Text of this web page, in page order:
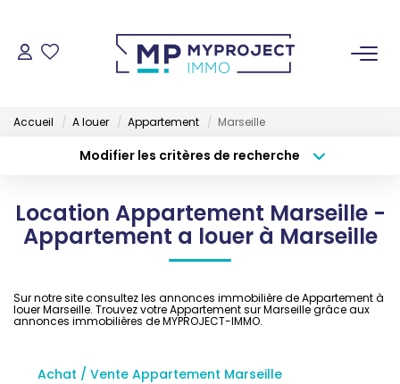
ESTIMER
GESTION LOCATIVE
Accueil A louer Appartement Marseille
Modifier les critères de recherche
Sélectionnez...
Type de bien
Surface min
Créer une alerte
Location Appartement Marseille -
Appartement a louer à Marseille
Sur notre site consultez les annonces immobilière de Appartement à
louer Marseille. Trouvez votre Appartement sur Marseille grâce aux
annonces immobilières de MYPROJECT-IMMO.
Achat / Vente Appartement Marseille